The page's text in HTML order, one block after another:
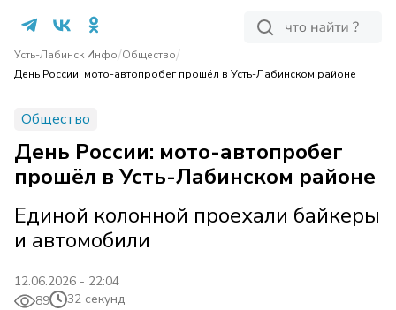
Усть-Лабинск Инфо/Общество/
День России: мото-автопробег прошёл в Усть-Лабинском районе
Общество
День России: мото-автопробег
прошёл в Усть-Лабинском районе
Единой колонной проехали байкеры
и автомобили
12.06.2026 - 22:04
89
32 секунд